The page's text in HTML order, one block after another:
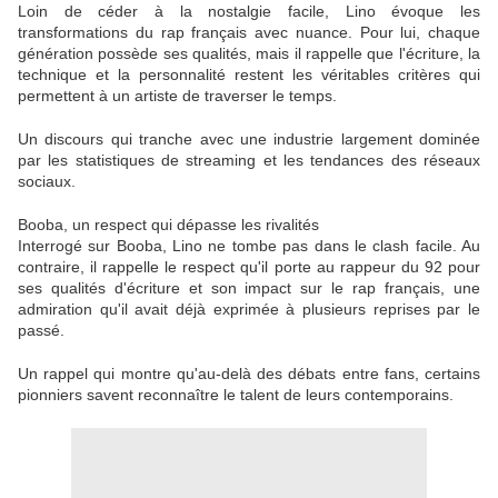
Loin de céder à la nostalgie facile, Lino évoque les
transformations du rap français avec nuance. Pour lui, chaque
génération possède ses qualités, mais il rappelle que l'écriture, la
technique et la personnalité restent les véritables critères qui
permettent à un artiste de traverser le temps.
Un discours qui tranche avec une industrie largement dominée
par les statistiques de streaming et les tendances des réseaux
sociaux.
Booba, un respect qui dépasse les rivalités
Interrogé sur Booba, Lino ne tombe pas dans le clash facile. Au
contraire, il rappelle le respect qu'il porte au rappeur du 92 pour
ses qualités d'écriture et son impact sur le rap français, une
admiration qu'il avait déjà exprimée à plusieurs reprises par le
passé.
Un rappel qui montre qu'au-delà des débats entre fans, certains
pionniers savent reconnaître le talent de leurs contemporains.